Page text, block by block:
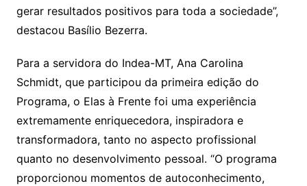
gerar resultados positivos para toda a sociedade”,
destacou Basílio Bezerra.
Para a servidora do Indea-MT, Ana Carolina
Schmidt, que participou da primeira edição do
Programa, o Elas à Frente foi uma experiência
extremamente enriquecedora, inspiradora e
transformadora, tanto no aspecto profissional
quanto no desenvolvimento pessoal. “O programa
proporcionou momentos de autoconhecimento,